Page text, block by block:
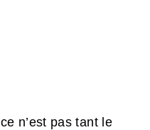
n’est pas tant le